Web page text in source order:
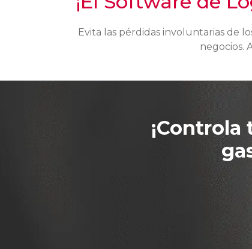
Evita las pérdidas involuntarias de
negocios.